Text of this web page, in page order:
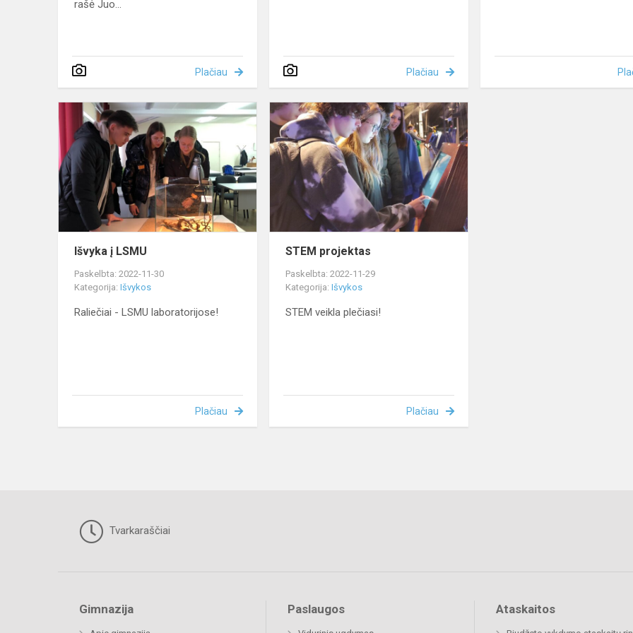
rašė Juo...
Plačiau Plačiau
Išvyka
į
LSMU
Išvyka į LSMU
Paskelbta: 2022-11-30
Kategorija: Išvykos
Raliečiai - LSMU laboratorijose!
Plačiau
projektas
STEM projektas
Paskelbta: 2022-11-29
Kategorija:Išvykos
STEM veikla plečiasi!
Plačiau
Tvarkaraščiai
Gimnazija Paslaugos Ataskaitos